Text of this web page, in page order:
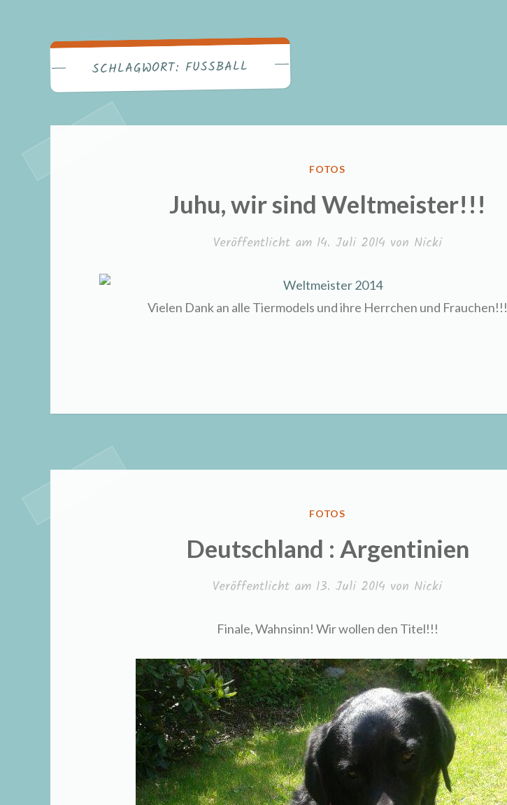
SCHLAGWORT: FUSSBALL
VERÖFFENTLICHT
FOTOS
Juhu, wir sind Weltmeister!!!
Veröffentlicht am 14. Juli 2014 von Nicki
Vielen Dank an alle Tiermodels und ihre Herrchen und Frauchen!!!
VERÖFFENTLICHT
FOTOS
Deutschland : Argentinien
Veröffentlicht am 13. Juli 2014 von Nicki
Finale, Wahnsinn! Wir wollen den Titel!!!